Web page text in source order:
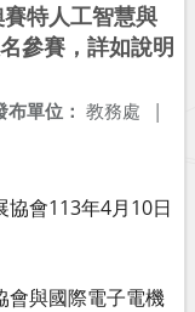
特人工智慧與
參賽，詳如說明
布單位： 教務處 |
協會113年4月10日
會與國際電子電機